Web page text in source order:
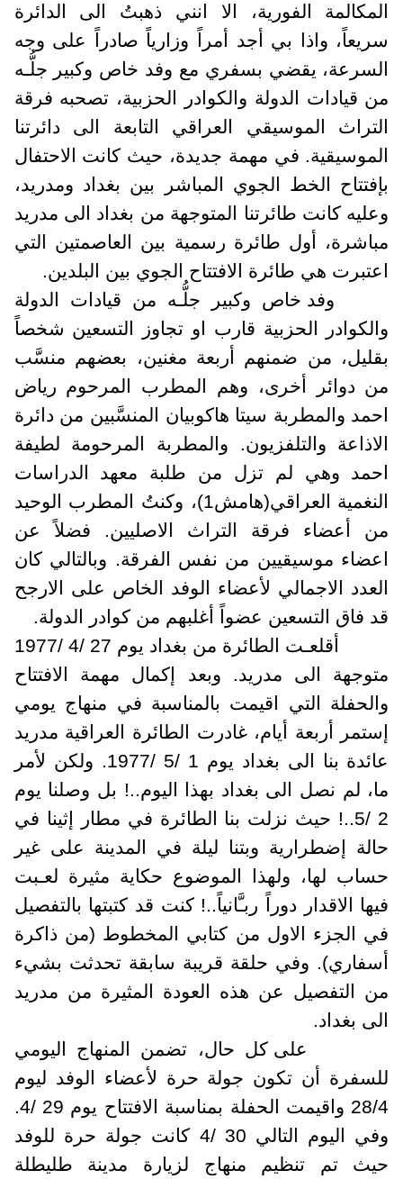
الفورية، الا انني ذهبتُ الى الدائرة
واذا بي أجد أمراً وزارياً صادراً على وجه
يقضي بسفري مع وفد خاص وكبير جلُّـه
قيادات الدولة والكوادر الحزبية، تصحبه فرقة
الموسيقي العراقي التابعة الى دائرتنا
في مهمة جديدة، حيث كانت الاحتفال
الخط الجوي المباشر بين بغداد ومدريد،
كانت طائرتنا المتوجهة من بغداد الى مدريد
أول طائرة رسمية بين العاصمتين التي
هي طائرة الافتتاح الجوي بين البلدين.
وفد خاص وكبير جلُّـه من قيادات الدولة
الحزبية قارب او تجاوز التسعين شخصاً
من ضمنهم أربعة مغنين، بعضهم منسَّب
دوائر أخرى، وهم المطرب المرحوم رياض
والمطربة سيتا هاكوبيان المنسَّبين من دائرة
والتلفزيون. والمطربة المرحومة لطيفة
وهي لم تزل من طلبة معهد الدراسات
النغمية العراقي(هامش1)، وكنتُ المطرب الوحيد
أعضاء فرقة التراث الاصليين. فضلاً عن
موسيقيين من نفس الفرقة. وبالتالي كان
الاجمالي لأعضاء الوفد الخاص على الارجح
فاق التسعين عضواً أغلبهم من كوادر الدولة.
أقلعـت الطائرة من بغداد يوم 27 /4 /1977
الى مدريد. وبعد إكمال مهمة الافتتاح
التي اقيمت بالمناسبة في منهاج يومي
أربعة أيام، غادرت الطائرة العراقية مدريد
عائدة بنا الى بغداد يوم 1 /5 /1977. ولكن لأمر
لم نصل الى بغداد بهذا اليوم..! بل وصلنا يوم
2 /5..! حيث نزلت بنا الطائرة في مطار إثينا في
إضطرارية وبتنا ليلة في المدينة على غير
لها، ولهذا الموضوع حكاية مثيرة لعـبت
الاقدار دوراً ربـَّانياً..! كنت قد كتبتها بالتفصيل
الجزء الاول من كتابي المخطوط (من ذاكرة
وفي حلقة قريبة سابقة تحدثت بشيء
التفصيل عن هذه العودة المثيرة من مدريد
بغداد.
على كل حال، تضمن المنهاج اليومي
أن تكون جولة حرة لأعضاء الوفد ليوم
28/4 واقيمت الحفلة بمناسبة الافتتاح يوم 29 /4.
وفي اليوم التالي 30 /4 كانت جولة حرة للوفد
تم تنظيم منهاج لزيارة مدينة طليطلة